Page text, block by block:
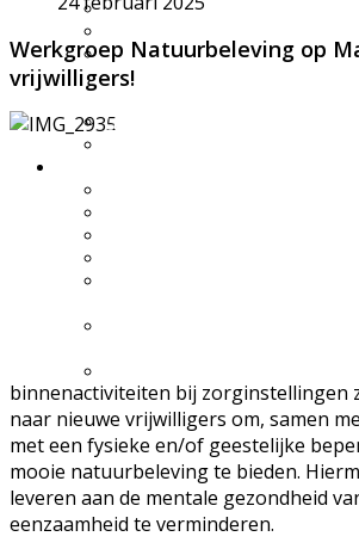
Handboek werkgroepen
Statuten, huishoudelijk
reglement,
Gidsenmateriaal
Werkgroep Natuurbeleving op
vrijwilligers!
binnenactiviteiten bij zorginstellingen
naar nieuwe vrijwilligers om, samen
met een fysieke en/of geestelijke
mooie natuurbeleving te bieden.
leveren aan de mentale gezondheid
eenzaamheid te verminderen.